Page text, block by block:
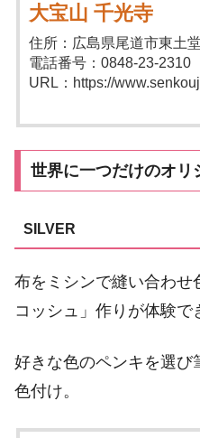
大宝山 千光寺
住所：広島県尾道市東土
電話番号：0848-23-2310
URL：https://
世界に一つだけのオリ
SILVER
布をミシンで縫い合わせ
コッシュ」作りが体験で
好きな色のペンキを選び
色付け。